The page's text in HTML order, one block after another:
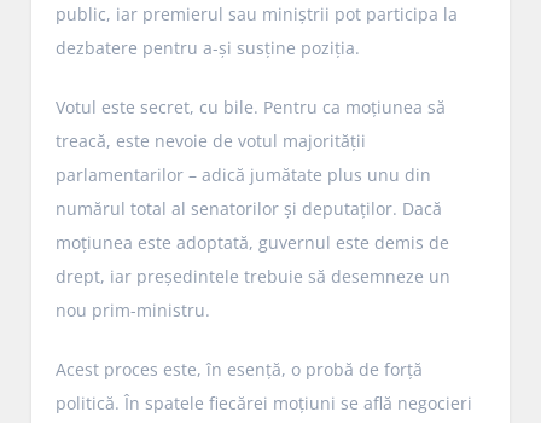
public, iar premierul sau miniștrii pot participa la
dezbatere pentru a-și susține poziția.
Votul este secret, cu bile. Pentru ca moțiunea să
treacă, este nevoie de votul majorității
parlamentarilor – adică jumătate plus unu din
numărul total al senatorilor și deputaților. Dacă
moțiunea este adoptată, guvernul este demis de
drept, iar președintele trebuie să desemneze un
nou prim-ministru.
Acest proces este, în esență, o probă de forță
politică. În spatele fiecărei moțiuni se află negocieri